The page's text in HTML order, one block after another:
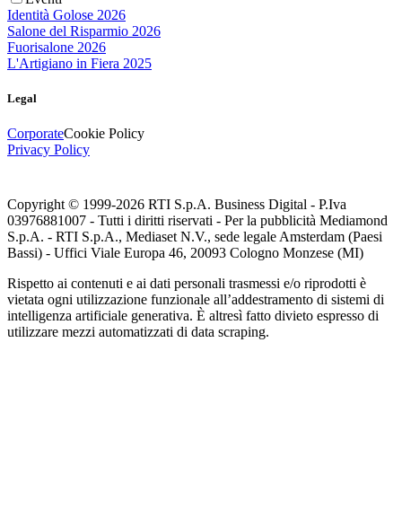
Identità Golose 2026
Salone del Risparmio 2026
Fuorisalone 2026
L'Artigiano in Fiera 2025
Legal
CorporateCookie Policy
Privacy Policy
Copyright © 1999-2026 RTI S.p.A. Business Digital - P.Iva
03976881007 - Tutti i diritti riservati - Per la pubblicità Mediamond
S.p.A. - RTI S.p.A., Mediaset N.V., sede legale Amsterdam (Paesi
Bassi) - Uffici Viale Europa 46, 20093 Cologno Monzese (MI)
Rispetto ai contenuti e ai dati personali trasmessi e/o riprodotti è
vietata ogni utilizzazione funzionale all’addestramento di sistemi di
intelligenza artificiale generativa. È altresì fatto divieto espresso di
utilizzare mezzi automatizzati di data scraping.